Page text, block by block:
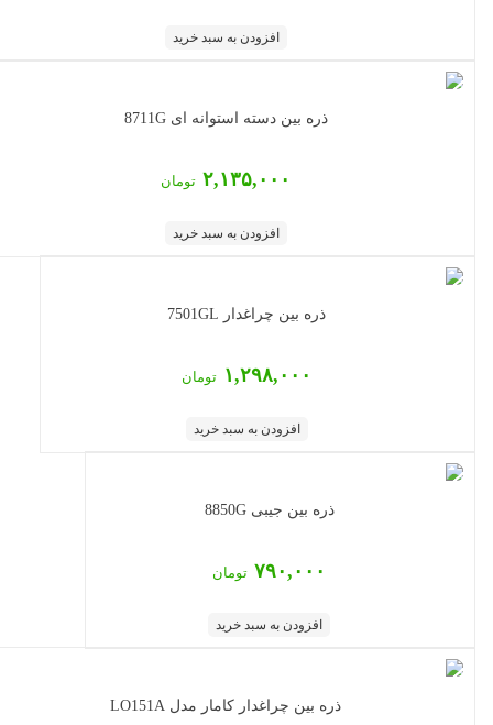
افزودن به سبد خرید
ذره بین دسته استوانه ای 8711G
۲,۱۳۵,۰۰۰تومان
افزودن به سبد خرید
ذره بین چراغدار 7501GL
۱,۲۹۸,۰۰۰تومان
افزودن به سبد خرید
ذره بین جیبی 8850G
۷۹۰,۰۰۰ تومان
افزودن به سبد خرید
ذره بین چراغدار کامار مدل LO151A